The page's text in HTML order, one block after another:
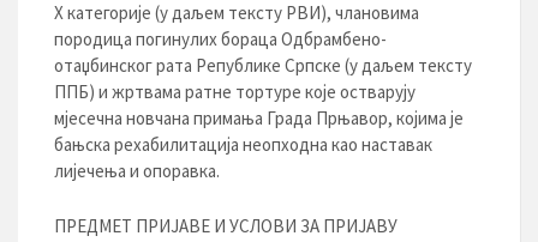
X категорије (у даљем тексту РВИ), члановима
породица погинулих бораца Одбрамбено-
отаџбинског рата Републике Српске (у даљем тексту
ППБ) и жртвама ратне тортуре које остварују
мјесечна новчана примања Града Прњавор, којима је
бањска рехабилитација неопходна као наставак
лијечења и опоравка.
ПРЕДМЕТ ПРИЈАВЕ И УСЛОВИ ЗА ПРИЈАВУ